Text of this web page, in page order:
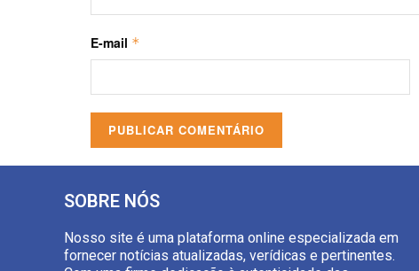
E-mail *
SOBRE NÓS
Nosso site é uma plataforma online especializada em
fornecer notícias atualizadas, verídicas e pertinentes.